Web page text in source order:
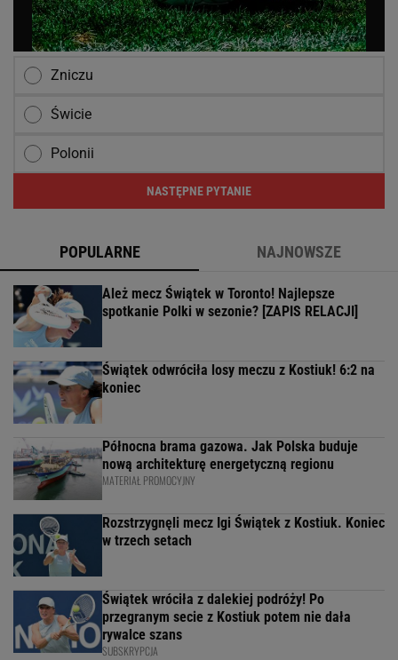
Zniczu
Świcie
Polonii
NASTĘPNE PYTANIE
POPULARNE NAJNOWSZE
Ależ mecz Świątek w Toronto! Najlepsze
spotkanie Polki w sezonie? [ZAPIS RELACJI]
Świątek odwróciła losy meczu z Kostiuk! 6:2 na
koniec
Północna brama gazowa. Jak Polska buduje
nową architekturę energetyczną regionu
MATERIAŁ PROMOCYJNY
Rozstrzygnęli mecz Igi Świątek z Kostiuk. Koniec
w trzech setach
Świątek wróciła z dalekiej podróży! Po
przegranym secie z Kostiuk potem nie dała
rywalce szans
SUBSKRYPCJA